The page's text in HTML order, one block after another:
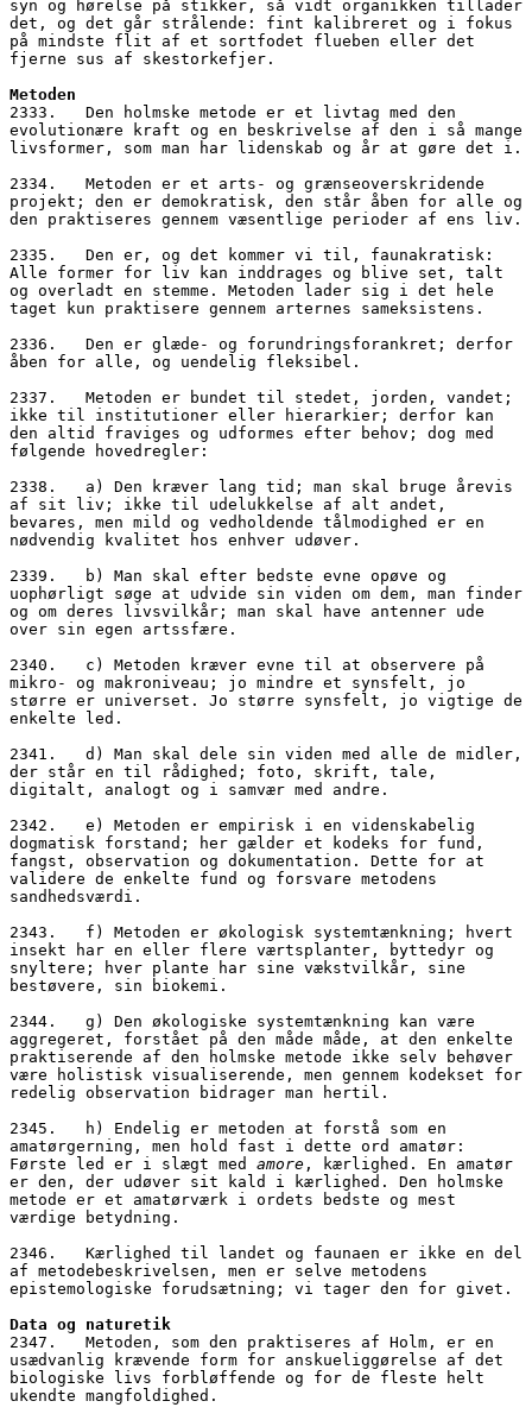
syn og hørelse på stikker, så vidt organikken tillader
det, og det går strålende: fint kalibreret og i fokus
på mindste flit af et sortfodet flueben eller det
fjerne sus af skestorkefjer.
Metoden
2333.   Den holmske metode er et livtag med den
evolutionære kraft og en beskrivelse af den i så mange
livsformer, som man har lidenskab og år at gøre det i.
2334.   Metoden er et arts- og grænseoverskridende
projekt; den er demokratisk, den står åben for alle og
den praktiseres gennem væsentlige perioder af ens liv.
2335.   Den er, og det kommer vi til, faunakratisk:
Alle former for liv kan inddrages og blive set, talt
og overladt en stemme. Metoden lader sig i det hele
taget kun praktisere gennem arternes sameksistens.
2336.   Den er glæde- og forundringsforankret; derfor
åben for alle, og uendelig fleksibel.
2337.   Metoden er bundet til stedet, jorden, vandet;
ikke til institutioner eller hierarkier; derfor kan
den altid fraviges og udformes efter behov; dog med
følgende hovedregler:
2338.   a) Den kræver lang tid; man skal bruge årevis
af sit liv; ikke til udelukkelse af alt andet,
bevares, men mild og vedholdende tålmodighed er en
nødvendig kvalitet hos enhver udøver.
2339.   b) Man skal efter bedste evne opøve og
uophørligt søge at udvide sin viden om dem, man finder
og om deres livsvilkår; man skal have antenner ude
over sin egen artssfære.
2340.   c) Metoden kræver evne til at observere på
mikro- og makroniveau; jo mindre et synsfelt, jo
større er universet. Jo større synsfelt, jo vigtige de
enkelte led.
2341.   d) Man skal dele sin viden med alle de midler,
der står en til rådighed; foto, skrift, tale,
digitalt, analogt og i samvær med andre.
2342.   e) Metoden er empirisk i en videnskabelig
dogmatisk forstand; her gælder et kodeks for fund,
fangst, observation og dokumentation. Dette for at
validere de enkelte fund og forsvare metodens
sandhedsværdi.
2343.   f) Metoden er økologisk systemtænkning; hvert
insekt har en eller flere værtsplanter, byttedyr og
snyltere; hver plante har sine vækstvilkår, sine
bestøvere, sin biokemi.
2344.   g) Den økologiske systemtænkning kan være
aggregeret, forstået på den måde måde, at den enkelte
praktiserende af den holmske metode ikke selv behøver
være holistisk visualiserende, men gennem kodekset for
redelig observation bidrager man hertil.
2345.   h) Endelig er metoden at forstå som en
amatørgerning, men hold fast i dette ord amatør:
Første led er i slægt med amore , kærlighed. En amatør
er den, der udøver sit kald i kærlighed. Den holmske
metode er et amatørværk i ordets bedste og mest
værdige betydning.
2346.   Kærlighed til landet og faunaen er ikke en del
af metodebeskrivelsen, men er selve metodens
epistemologiske forudsætning; vi tager den for givet.
Data og naturetik
2347.   Metoden, som den praktiseres af Holm, er en
usædvanlig krævende form for anskueliggørelse af det
biologiske livs forbløffende og for de fleste helt
ukendte mangfoldighed.